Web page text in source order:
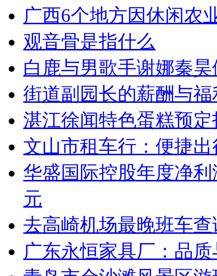
广西6个地方因休闲农
观音骨是指什么
白鹿与男歌手谢娜秦
街道副园长的薪酬与
湛江徐闻特色蛋糕预定
文山市租车行：便捷
华盛国际控股年度净
元
去高崎机场最晚班车
广东永恒家具厂：品